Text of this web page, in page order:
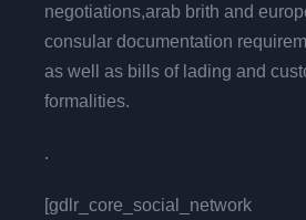
negotiations,arab brith and
consular documentation
as well as bills of lading and
formalities.
.
[gdlr_core_social_network